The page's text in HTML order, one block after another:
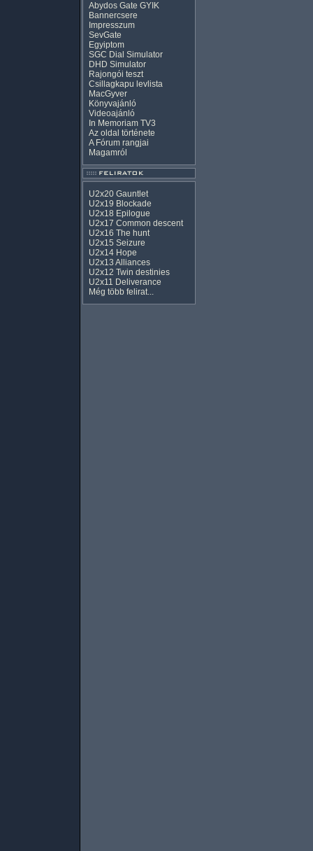
Abydos Gate GYIK
Bannercsere
Impresszum
SevGate
Egyiptom
SGC Dial Simulator
DHD Simulator
Rajongói teszt
Csillagkapu levlista
MacGyver
Könyvajánló
Videoajánló
In Memoriam TV3
Az oldal története
A Fórum rangjai
Magamról
U2x20 Gauntlet
U2x19 Blockade
U2x18 Epilogue
U2x17 Common descent
U2x16 The hunt
U2x15 Seizure
U2x14 Hope
U2x13 Alliances
U2x12 Twin destinies
U2x11 Deliverance
Még több felirat...